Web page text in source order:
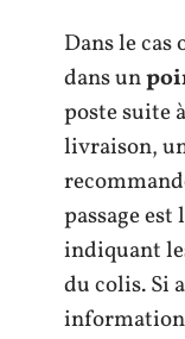
Dans le
dans un
poste suite
livraison,
passage
indiquant
du colis. Si